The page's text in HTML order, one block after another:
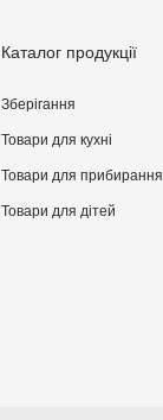
Каталог продукції
Зберігання
Товари для кухні
Товари для прибирання
Товари для дітей